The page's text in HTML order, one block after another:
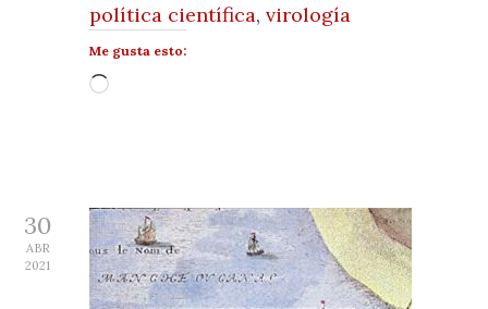
política científica,virología
Me gusta esto:
Cargando...
30
ABR
2021